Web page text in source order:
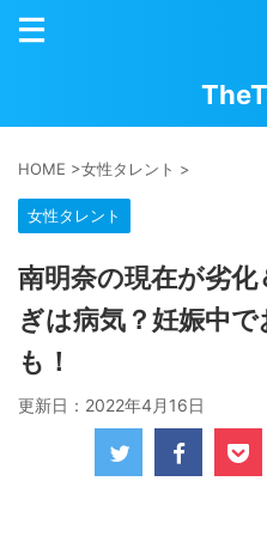
HOME >女性タレント >
女性タレント
南明奈の現在が劣
ぎは病気？妊娠中
も！
更新日： 2022年4月16日